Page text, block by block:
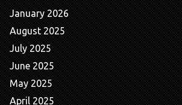
January 2026
August 2025
July 2025
June 2025
May 2025
April 2025